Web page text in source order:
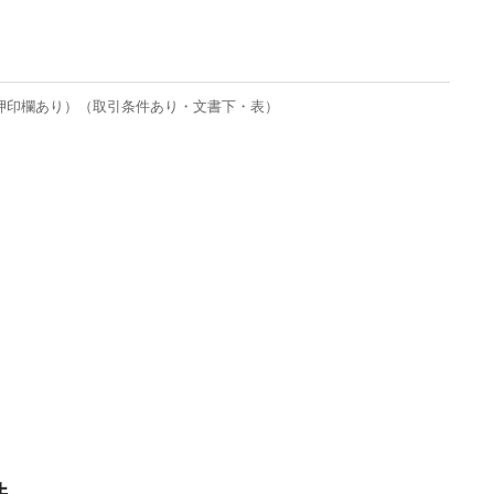
欄あり）（取引条件あり・文書下・表）